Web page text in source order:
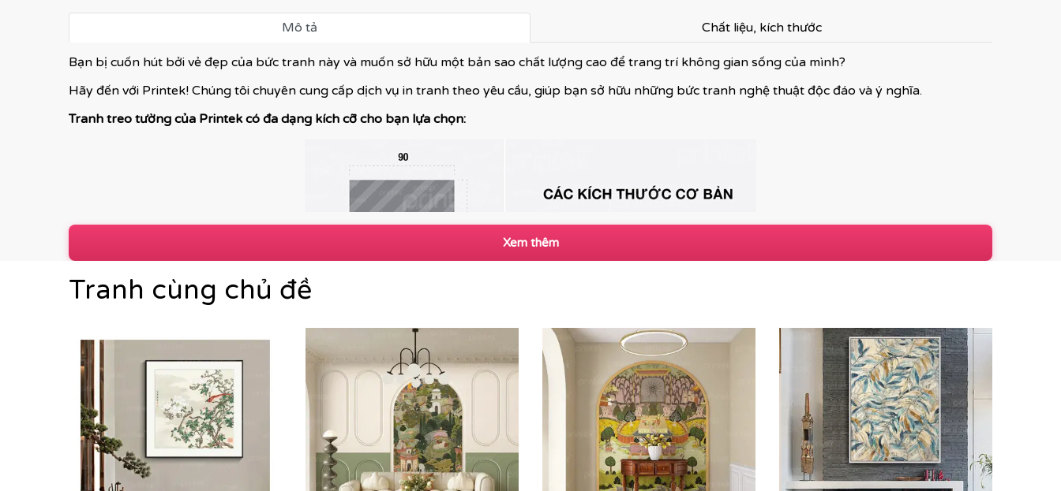
Mô tả Chất liệu, kích thước
Bạn bị cuốn hút bởi vẻ đẹp của bức tranh này và muốn sở hữu một bản sao chất lượng cao để trang trí không gian sống của mình?
Hãy đến với Printek! Chúng tôi chuyên cung cấp dịch vụ in tranh theo yêu cầu, giúp bạn sở hữu những bức tranh nghệ thuật độc đáo và ý nghĩa.
Tranh treo tường của Printek có đa dạng kích cỡ cho bạn lựa chọn:
Xem thêm
Tranh cùng chủ đề